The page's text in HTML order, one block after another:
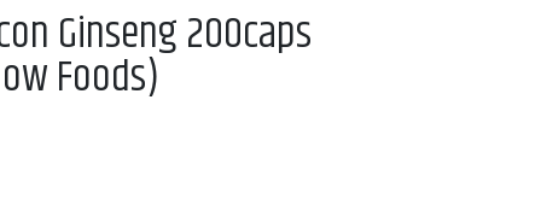
Ginseng 200caps
Foods)